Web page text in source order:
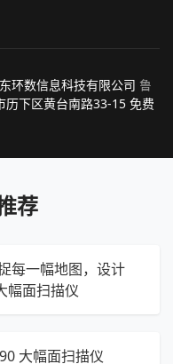
环数信息科技有限公司 鲁
历下区黄台南路33-15 免费
荐
每一幅地图，设计
幅面扫描仪
大幅面扫描仪